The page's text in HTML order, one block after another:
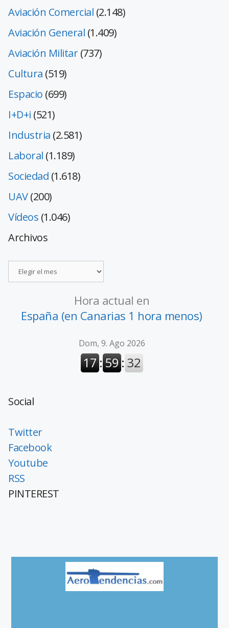
Aviación Comercial (2.148)
Aviación General (1.409)
Aviación Militar(737)
Cultura (519)
Espacio (699)
I+D+i (521)
Industria (2.581)
Laboral (1.189)
Sociedad (1.618)
UAV(200)
Vídeos (1.046)
Archivos
Hora actual en
España (en Canarias 1 hora menos)
Social
Twitter
Facebook
Youtube
RSS
PINTEREST